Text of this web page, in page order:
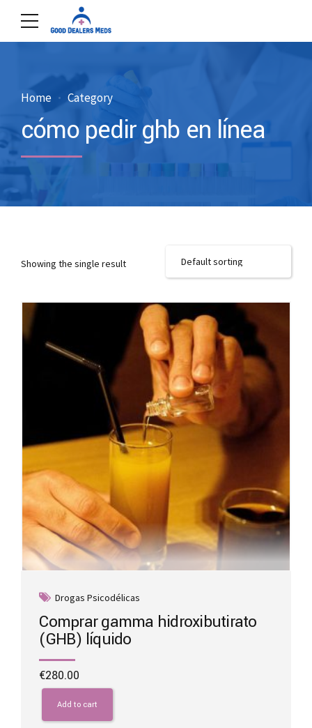
Home Category
cómo pedir ghb en línea
Showing the single result
Drogas Psicodélicas
Comprar gamma hidroxibutirato
(GHB) líquido
€280.00
Add to cart